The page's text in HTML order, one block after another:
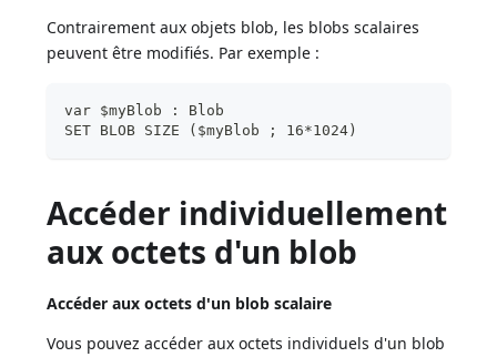
Contrairement aux objets blob, les blobs scalaires
peuvent être modifiés. Par exemple :
var $myBlob : Blob
SET BLOB SIZE ($myBlob ; 16*1024)
Accéder individuellement
aux octets d'un blob
Accéder aux octets d'un blob scalaire
Vous pouvez accéder aux octets individuels d'un blob